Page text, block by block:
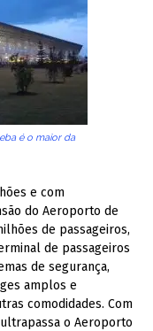
é o maior da
e com
do Aeroporto de
de passageiros,
de passageiros
de segurança,
amplos e
comodidades. Com
o Aeroporto